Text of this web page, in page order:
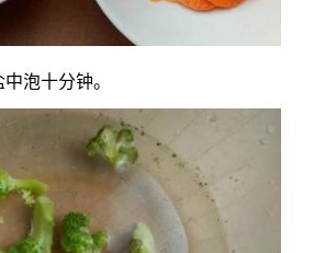
泡十分钟。